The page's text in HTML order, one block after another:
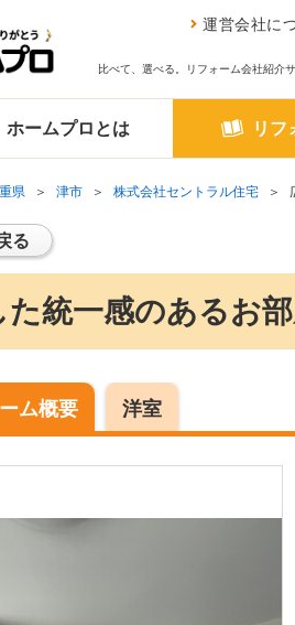
運営会社に
比べて、選べる。リフォーム会社紹介
ム
ホームプロとは リフ
県 津市 株式会社セントラル住宅
る
た統一感のあるお
ム概要 洋室